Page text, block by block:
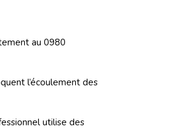
au 0980
l’écoulement des
utilise des